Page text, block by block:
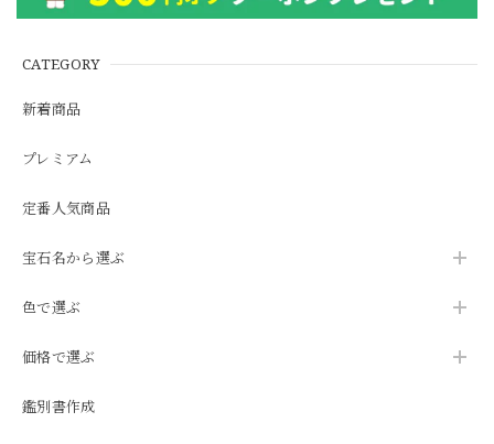
CATEGORY
新着商品
プレミアム
定番人気商品
宝石名から選ぶ
色で選ぶ
価格で選ぶ
鑑別書作成